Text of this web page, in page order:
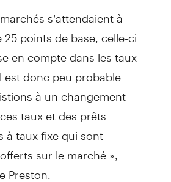
s’attendaient à
points de base, celle-ci
en compte dans les taux
donc peu probable
à un changement
taux et des prêts
à taux fixe qui sont
sur le marché »,
Preston.